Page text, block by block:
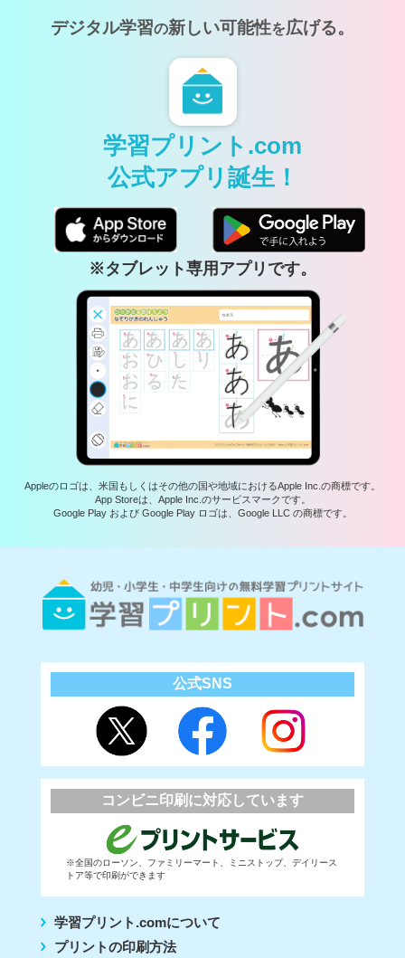
デジタル学習の新しい可能性を広げる。
学習プリント.com
公式アプリ誕生！
※タブレット専用アプリです。
Appleのロゴは、米国もしくはその他の国や地域におけるApple Inc.の商標です。
App Storeは、Apple Inc.のサービスマークです。
Google Play および Google Play ロゴは、Google LLC の商標です。
公式SNS
コンビニ印刷に対応しています
※全国のローソン、ファミリーマート、ミニストップ、デイリース
トア等で印刷ができます
学習プリント.comについて
プリントの印刷方法